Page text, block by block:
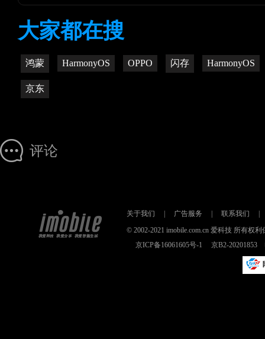
大家都在搜
鸿蒙 HarmonyOS OPPO 闪存 HarmonyOS
京东
评论
关于我们 广告服务 联系我们
© 2002-2021 imobile.com.cn 爱科技 所有权
京ICP备16061605号-1
京B2-20201853